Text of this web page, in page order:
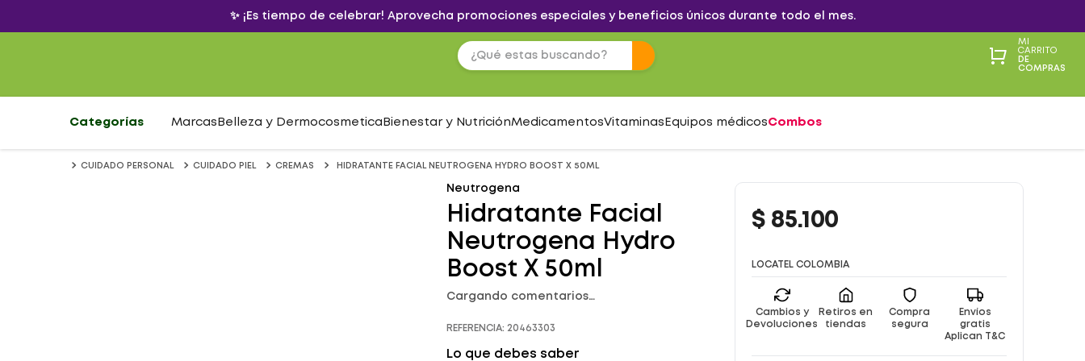
✨ ¡Es tiempo de celebrar! Aprovecha promociones especiales y beneficios únicos durante todo el mes.
MI
CARRITO
DE
COMPRAS
Categorías Marcas Belleza y Dermocosmetica Bienestar y NutriciónMedicamentosVitaminas Equipos médicosCombos
CUIDADO PERSONAL CUIDADO PIEL CREMAS HIDRATANTE FACIAL NEUTROGENA HYDRO BOOST X 50ML
Neutrogena
Hidratante Facial
Neutrogena Hydro
Boost X 50ml
Cargando comentarios…
REFERENCIA: 20463303
Lo que debes saber
$ 85.100
LOCATEL COLOMBIA
Cambios y
Devoluciones
Retiros en
tiendas
Compra
segura
Envíos
gratis
Aplican T&C